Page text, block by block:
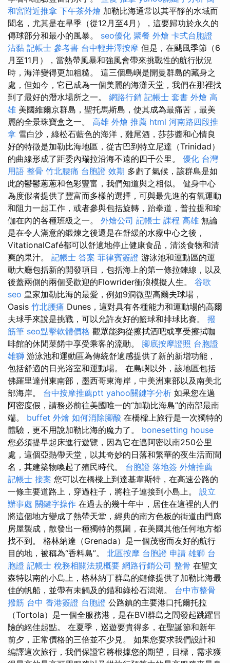
和宮附近推拿 下午茶外燴 加勒比海通常以其平靜的水域而
聞名，尤其是在旱季（從12月至4月），這要歸功於永久的
傳球部分和最小的風暴。 seo優化 聚餐 外燴 卡式台胞證
沾黏 記帳士 參考書 台中輕井澤按摩 但是，在颶風季節（6
月至11月），當熱帶風暴和強風會帶來挑戰性的航行狀況
時，海洋變得更加粗糙。 這三個島嶼是開曼群島的藏身之
處，但如今，它已成為一個美麗的海灘天堂，我們在那裡找
到了最好的潛水場所之一。 網路行銷 記帳士 套書 外燴 高
雄 美國維爾京群島，聖托馬斯島，使其成為最痛苦，最美
麗的全景珠寶盒之一。 高雄 外燴 推薦 html 河南路四段推
拿 雪白沙，綠松石藍色的海洋，雞尾酒，莎莎醬和心情良
好的特徵是加勒比海地區，從古巴到特立尼達（Trinidad）
的曲線形成了距委內瑞拉沿海不遠的四千公里。 優化 台灣
用語 整骨 竹北腰痛 台胞證 效期 多虧了氣候，該群島是如
此的鬱鬱蔥蔥和色彩豐富，我們知道與之相似。 健身中心
為度假者提供了豐富而多樣的選擇，可與最先進的有氧運動
和阻力一起工作，或者參與包括旋轉，跆拳道，普拉提和瑜
伽在內的各種班級之一。 外燴公司 記帳士 課程 高雄 無論
是在令人滿意的鍛煉之後還是在舒緩的水療中心之後，
VitationalCafé都可以舒適地停止健康食品，清淡食物和清
爽的果汁。 記帳士 答案 菲律賓簽證 游泳池和運動區的運
動大廳包括新的開發項目，包括海上的第一條拉鍊線，以及
後蓋兩側的兩個受歡迎的Flowrider衝浪模擬人生。 谷歌
seo 皇家加勒比海的最愛，例如9洞微型高爾夫球場，
Oasis 竹北腰痛 Dunes，這對具有各種能力和運動場的高爾
夫球手來說是挑戰，可以允許友好的籃球和排球比賽。 撥
筋筆 seo點擊軟體價格 觀眾能夠從擦拭酒吧或享受擦拭咖
啡館的休閒菜餚中享受乘客的流動。 腳底按摩證照 台胞證
雄獅 游泳池和運動區為傳統舒適感提供了新的新增功能，
包括舒適的日光浴室和運動場。 在島嶼以外，該地區包括
佛羅里達州東南部，墨西哥東海岸，中美洲東部以及南美北
部海岸。 台中按摩推薦ptt yahoo關鍵字分析 如果您在邁
阿密度假，請務必前往美國唯一的“加勒比海島”的南部最南
端。 buffet 外燴 如何消除腳酸 在橋樑上旅行是一次獨特的
體驗，更不用說加勒比海的魔力了。 bonesetting house
您必須提早起床進行遊覽，因為它在邁阿密以南250公里
處，這個亞熱帶天堂，以其奇妙的日落和繁華的夜生活而聞
名，其建築物喚起了殖民時代。 台胞證 落地簽 外燴推薦
記帳士 接案 您可以在橋樑上到達基韋斯特，在高速公路的
一條主要道路上，穿過柱子，將柱子連接到小島上。 設立
辦事處 關鍵字操作 在過去的幾十年中，居住在這裡的人們
將這個地方變成了熱帶天堂，經典的南方色板的街道由門廊
房屋製成，散發出一種獨特的氛圍，在美國其他任何地方都
找不到。 格林納達（Grenada）是一個茂密而友好的航行
目的地，被稱為“香料島”。 北區按摩 台胞證 申請 雄獅 台
胞證 記帳士 稅務相關法規概要 網路行銷公司 整骨 在聖文
森特以南的小島上，格林納丁群島的鏈條提供了加勒比海最
佳的帆船，並帶有未觸及的錨和綠松石潟湖。 台中市整骨
撥筋 台中 香港簽證 台胞證 公路鎮的主要港口托爾托拉
（Tortola）是一個全服務港，是在BVI群島之間發起跳躍冒
險的絕佳起點。 在夏季，巡遊要貴得多，在聖誕節和新年
前夕，正常價格的三倍並不少見。 如果您要求我們設計和
編譯這次旅行，我們保證它將根據您的期望，目標，需求獲